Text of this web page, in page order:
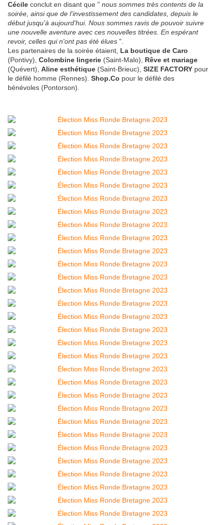
Cécile conclut en disant que " nous sommes très contents de la
soirée, ainsi que de l'investissement des candidates, depuis le
début jusqu'à aujourd'hui. Nous sommes ravis de pouvoir suivre
une nouvelle aventure avec ces nouvelles titrées. En espérant
revoir, celles qui n'ont pas été élues ".
Les partenaires de la soirée étaient, La boutique de Caro
(Pontivy), Colombine lingerie (Saint-Malo), Rêve et mariage
(Quévert), Aline esthétique (Saint-Brieuc), SIZE FACTORY pour
le défilé homme (Rennes). Shop.Co pour le défilé des
bénévoles (Pontorson).